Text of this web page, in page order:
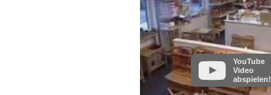
YouTube
Video
abspielen!